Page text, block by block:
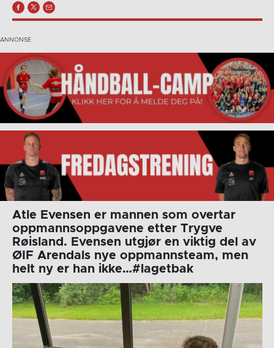
Atle Evensen er mannen som overtar
oppmannsoppgavene etter Trygve
Røisland. Evensen utgjør en viktig del av
ØIF Arendals nye oppmannsteam, men
helt ny er han ikke…#lagetbak